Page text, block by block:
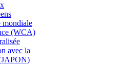
mondiale
(WCA)
avec la